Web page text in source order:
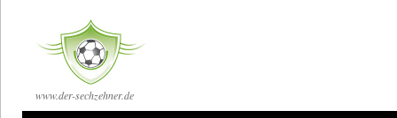
www.der-sechzehner.de